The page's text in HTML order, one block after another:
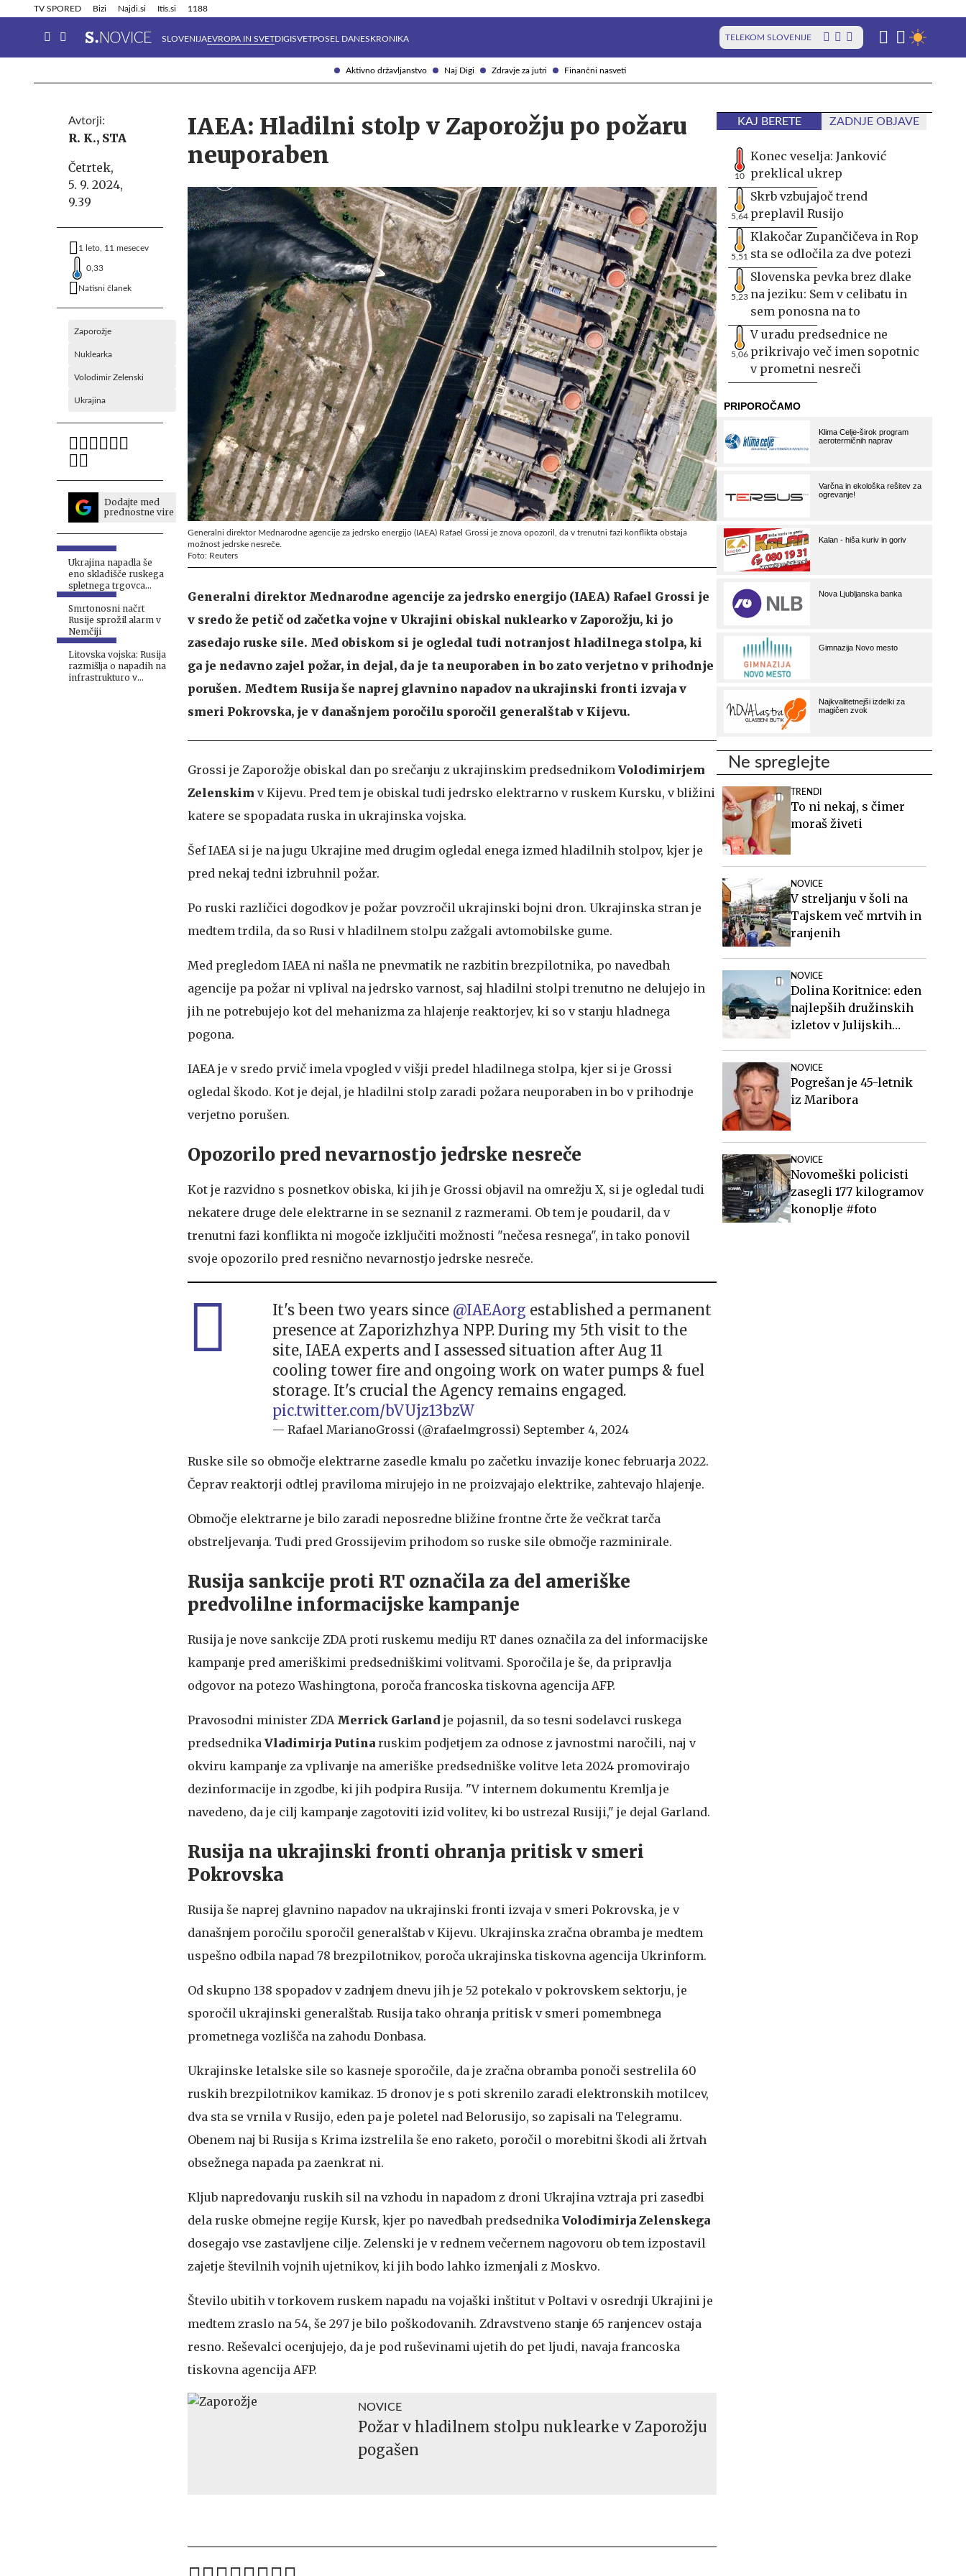
Aktivno državljanstvo Naj Digi Zdravje za jutri Finančni nasveti
TV SPORED Bizi Najdi.si Itis.si 1188
SLOVENIJAEVROPA IN SVETDIGISVETPOSEL DANESKRONIKA TELEKOM SLOVENIJE
Info in obvestila Tehnik
Avtorji:
R. K., STA
Četrtek,
5. 9. 2024,
9.39
1 leto, 11 mesecev
0,33
Natisni članek
Zaporožje
Nuklearka
Volodimir Zelenski
Ukrajina
Dodajte med
prednostne vire
Ukrajina napadla še
eno skladišče ruskega
spletnega trgovca
#vŽivo
Smrtonosni načrt
Rusije sprožil alarm v
Nemčiji
Litovska vojska: Rusija
razmišlja o napadih na
infrastrukturo v
IAEA: Hladilni stolp v Zaporožju po požaru
neuporaben
Generalni direktor Mednarodne agencije za jedrsko energijo (IAEA) Rafael Grossi je znova opozoril, da v trenutni fazi konflikta obstaja
možnost jedrske nesreče.
Foto: Reuters
Generalni direktor Mednarodne agencije za jedrsko energijo (IAEA) Rafael Grossi je
v sredo že petič od začetka vojne v Ukrajini obiskal nuklearko v Zaporožju, ki jo
zasedajo ruske sile. Med obiskom si je ogledal tudi notranjost hladilnega stolpa, ki
ga je nedavno zajel požar, in dejal, da je ta neuporaben in bo zato verjetno v prihodnje
porušen. Medtem Rusija še naprej glavnino napadov na ukrajinski fronti izvaja v
smeri Pokrovska, je v današnjem poročilu sporočil generalštab v Kijevu.
Grossi je Zaporožje obiskal dan po srečanju z ukrajinskim predsednikom Volodimirjem
Zelenskim v Kijevu. Pred tem je obiskal tudi jedrsko elektrarno v ruskem Kursku, v bližini
katere se spopadata ruska in ukrajinska vojska.
Šef IAEA si je na jugu Ukrajine med drugim ogledal enega izmed hladilnih stolpov, kjer je
pred nekaj tedni izbruhnil požar.
Po ruski različici dogodkov je požar povzročil ukrajinski bojni dron. Ukrajinska stran je
medtem trdila, da so Rusi v hladilnem stolpu zažgali avtomobilske gume.
Med pregledom IAEA ni našla ne pnevmatik ne razbitin brezpilotnika, po navedbah
agencije pa požar ni vplival na jedrsko varnost, saj hladilni stolpi trenutno ne delujejo in
jih ne potrebujejo kot del mehanizma za hlajenje reaktorjev, ki so v stanju hladnega
pogona.
IAEA je v sredo prvič imela vpogled v višji predel hladilnega stolpa, kjer si je Grossi
ogledal škodo. Kot je dejal, je hladilni stolp zaradi požara neuporaben in bo v prihodnje
verjetno porušen.
Opozorilo pred nevarnostjo jedrske nesreče
Kot je razvidno s posnetkov obiska, ki jih je Grossi objavil na omrežju X, si je ogledal tudi
nekatere druge dele elektrarne in se seznanil z razmerami. Ob tem je poudaril, da v
trenutni fazi konflikta ni mogoče izključiti možnosti "nečesa resnega", in tako ponovil
svoje opozorilo pred resnično nevarnostjo jedrske nesreče.
It's been two years since @IAEAorg established a permanent
presence at Zaporizhzhya NPP. During my 5th visit to the
site, IAEA experts and I assessed situation after Aug 11
cooling tower fire and ongoing work on water pumps & fuel
storage. It's crucial the Agency remains engaged.
pic.twitter.com/bVUjz13bzW
— Rafael MarianoGrossi (@rafaelmgrossi) September 4, 2024
Ruske sile so območje elektrarne zasedle kmalu po začetku invazije konec februarja 2022.
Čeprav reaktorji odtlej praviloma mirujejo in ne proizvajajo elektrike, zahtevajo hlajenje.
Območje elektrarne je bilo zaradi neposredne bližine frontne črte že večkrat tarča
obstreljevanja. Tudi pred Grossijevim prihodom so ruske sile območje razminirale.
Rusija sankcije proti RT označila za del ameriške
predvolilne informacijske kampanje
Rusija je nove sankcije ZDA proti ruskemu mediju RT danes označila za del informacijske
kampanje pred ameriškimi predsedniškimi volitvami. Sporočila je še, da pripravlja
odgovor na potezo Washingtona, poroča francoska tiskovna agencija AFP.
Pravosodni minister ZDA Merrick Garland je pojasnil, da so tesni sodelavci ruskega
predsednika Vladimirja Putina ruskim podjetjem za odnose z javnostmi naročili, naj v
okviru kampanje za vplivanje na ameriške predsedniške volitve leta 2024 promovirajo
dezinformacije in zgodbe, ki jih podpira Rusija. "V internem dokumentu Kremlja je
navedeno, da je cilj kampanje zagotoviti izid volitev, ki bo ustrezal Rusiji," je dejal Garland.
Rusija na ukrajinski fronti ohranja pritisk v smeri
Pokrovska
Rusija še naprej glavnino napadov na ukrajinski fronti izvaja v smeri Pokrovska, je v
današnjem poročilu sporočil generalštab v Kijevu. Ukrajinska zračna obramba je medtem
uspešno odbila napad 78 brezpilotnikov, poroča ukrajinska tiskovna agencija Ukrinform.
Od skupno 138 spopadov v zadnjem dnevu jih je 52 potekalo v pokrovskem sektorju, je
sporočil ukrajinski generalštab. Rusija tako ohranja pritisk v smeri pomembnega
prometnega vozlišča na zahodu Donbasa.
Ukrajinske letalske sile so kasneje sporočile, da je zračna obramba ponoči sestrelila 60
ruskih brezpilotnikov kamikaz. 15 dronov je s poti skrenilo zaradi elektronskih motilcev,
dva sta se vrnila v Rusijo, eden pa je poletel nad Belorusijo, so zapisali na Telegramu.
Obenem naj bi Rusija s Krima izstrelila še eno raketo, poročil o morebitni škodi ali žrtvah
obsežnega napada pa zaenkrat ni.
Kljub napredovanju ruskih sil na vzhodu in napadom z droni Ukrajina vztraja pri zasedbi
dela ruske obmejne regije Kursk, kjer po navedbah predsednika Volodimirja Zelenskega
dosegajo vse zastavljene cilje. Zelenski je v rednem večernem nagovoru ob tem izpostavil
zajetje številnih vojnih ujetnikov, ki jih bodo lahko izmenjali z Moskvo.
Število ubitih v torkovem ruskem napadu na vojaški inštitut v Poltavi v osrednji Ukrajini je
medtem zraslo na 54, še 297 je bilo poškodovanih. Zdravstveno stanje 65 ranjencev ostaja
resno. Reševalci ocenjujejo, da je pod ruševinami ujetih do pet ljudi, navaja francoska
tiskovna agencija AFP.
NOVICE
Požar v hladilnem stolpu nuklearke v Zaporožju
pogašen
KAJ BERETE ZADNJE OBJAVE
10
Konec veselja: Janković
preklical ukrep
5,64
Skrb vzbujajoč trend
preplavil Rusijo
5,51
Klakočar Zupančičeva in Rop
sta se odločila za dve potezi
5,23
Slovenska pevka brez dlake
na jeziku: Sem v celibatu in
sem ponosna na to
5,06
V uradu predsednice ne
prikrivajo več imen sopotnic
v prometni nesreči
Ne spreglejte
TRENDI
To ni nekaj, s čimer
moraš živeti
NOVICE
V streljanju v šoli na
Tajskem več mrtvih in
ranjenih
NOVICE
Dolina Koritnice: eden
najlepših družinskih
izletov v Julijskih
NOVICE
Pogrešan je 45-letnik
iz Maribora
NOVICE
Novomeški policisti
zasegli 177 kilogramov
konoplje #foto